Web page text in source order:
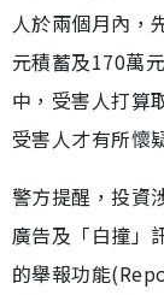
人於兩個月內，
元積蓄及170萬
中，受害人打算
受害人才有所懷
警方提醒，投資
廣告及「白撞」
的舉報功能